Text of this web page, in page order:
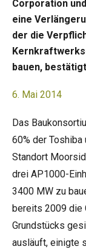
Corporation
eine
der die
bauen,
6. Mai 2014
Das
60% der Toshiba
Standort
drei AP1000-
3400 MW zu
bereits 2009 die
Grundstücks
ausläuft, einigte